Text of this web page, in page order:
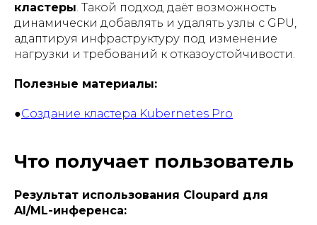
кластеры. Такой подход даёт возможность
динамически добавлять и удалять узлы с GPU,
адаптируя инфраструктуру под изменение
нагрузки и требований к отказоустойчивости.
Полезные материалы:
●Создание кластера Kubernetes Pro
Что получает пользователь
Результат использования Cloupard для
AI/ML-инференса: